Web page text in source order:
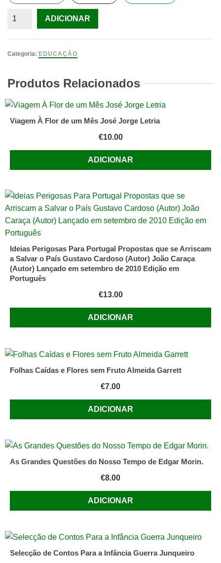
Quantidade
Anos
Nacional
de
e
ADICIONAR
Categoria: EDUCAÇÃO
Produtos Relacionados
Viagem À Flor de um Mês José Jorge Letria
€10.00
ADICIONAR
Ideias Perigosas Para Portugal Propostas que se Arriscam
a Salvar o País Gustavo Cardoso (Autor) João Caraça
(Autor) Lançado em setembro de 2010 Edição em
Português
€13.00
ADICIONAR
Folhas Caídas e Flores sem Fruto Almeida Garrett
€7.00
ADICIONAR
As Grandes Questões do Nosso Tempo de Edgar Morin.
€8.00
ADICIONAR
Selecção de Contos Para a Infância Guerra Junqueiro